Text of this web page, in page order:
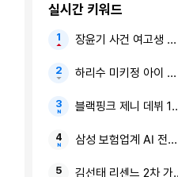
실시간 키워드
장윤기 사건 여고생 고
하리수 미키정 아이 못
블랙핑크 제니 데뷔
삼성 보험업계 AI 전면
김선태 리센느 2차